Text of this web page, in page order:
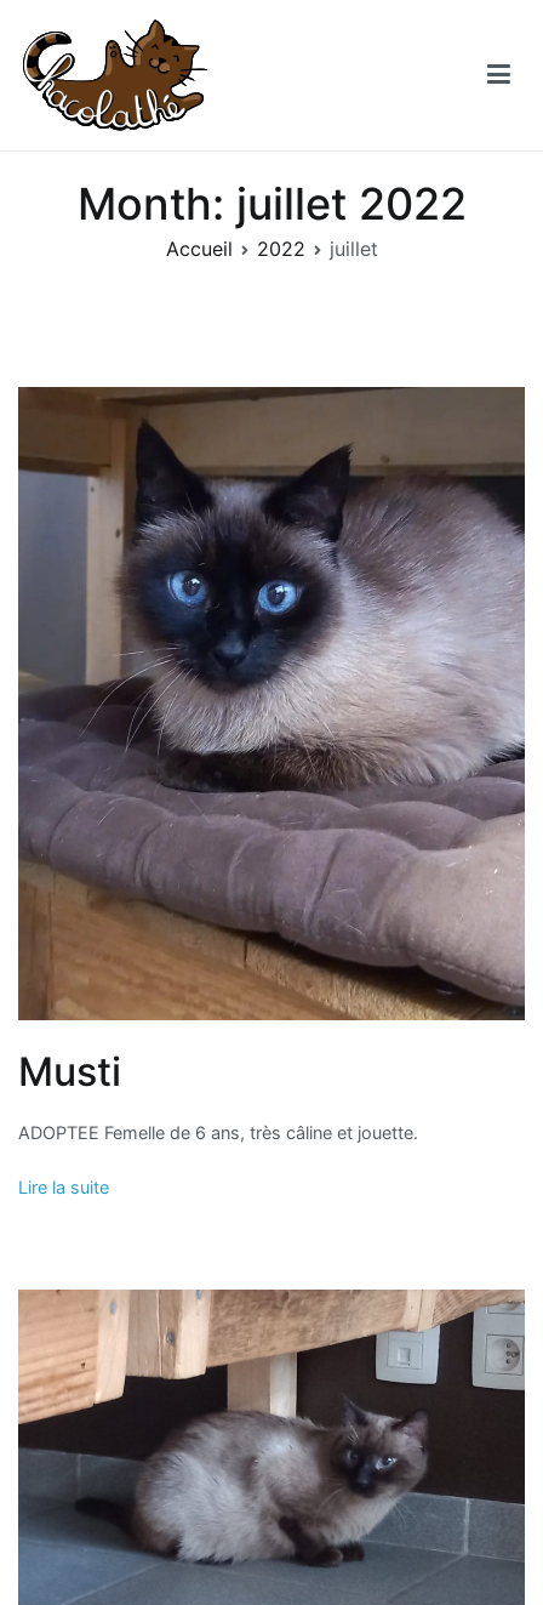
contenu
Month: juillet 2022
Accueil 2022 juillet
Musti
ADOPTEE Femelle de 6 ans, très câline et jouette.
Lire la suite